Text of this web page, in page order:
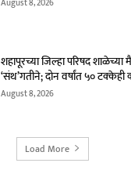
August 8, 2026
शहापूरच्या जिल्हा परिषद शाळेच्या
‘संथ’गतीने; दोन वर्षांत ५० टक्केही
August 8, 2026
Load More